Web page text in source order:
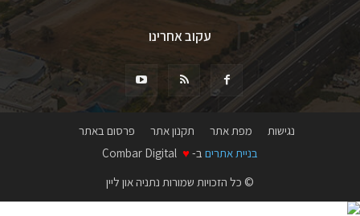
עקוב אחרינו
נגישות מפת אתר תקנון אתר
פרסום באתר
בניית אתרים ב- ♥
© כל הזכויות שמורות נתניה און ליין